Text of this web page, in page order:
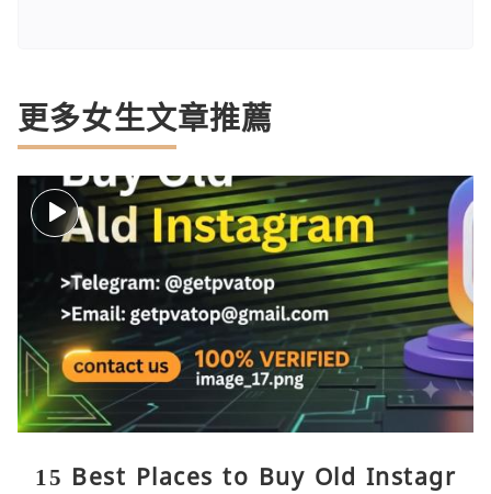
更多女生文章推薦
15 Best Places to Buy Old Instagr